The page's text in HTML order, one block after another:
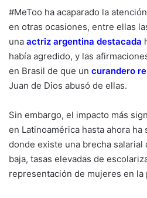
#MeToo ha acaparado la
en otras ocasiones, entre ellas
una actriz argentina destacada
había agredido, y las
en Brasil de que un curandero
Juan de Dios abusó de ellas.
Sin embargo, el impacto más
en Latinoamérica hasta ahora ha
donde existe una brecha
baja, tasas elevadas de
representación de mujeres en la